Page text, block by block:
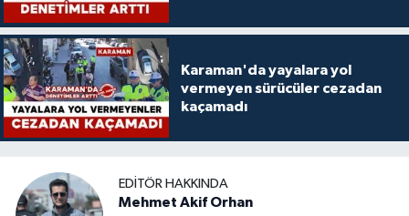
Karaman'da yayalara yol
vermeyen sürücüler cezadan
kaçamadı
EDITÖR HAKKINDA
Mehmet Akif Orhan